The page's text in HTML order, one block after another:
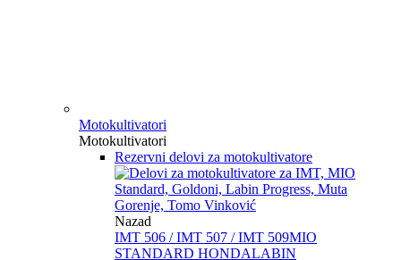
Motokultivatori
Motokultivatori
Rezervni delovi za motokultivatore
Nazad
IMT 506 / IMT 507 / IMT 509MIO
STANDARD HONDALABIN